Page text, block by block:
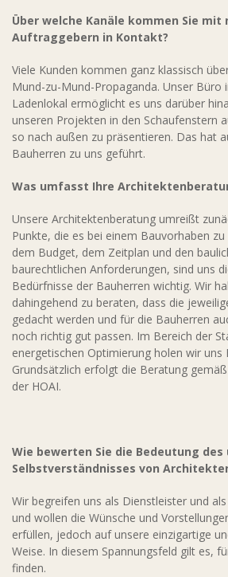
Über welche Kanäle kommen Sie mit
Auftraggebern in Kontakt?
Viele Kunden kommen ganz klassisch
Mund-zu-Mund-Propaganda. Unser Büro
Ladenlokal ermöglicht es uns darüber
unseren Projekten in den Schaufenstern
so nach außen zu präsentieren. Das hat
Bauherren zu uns geführt.
Was umfasst Ihre
Unsere Architektenberatung umreißt
Punkte, die es bei einem Bauvorhaben
dem Budget, dem Zeitplan und den
baurechtlichen Anforderungen, sind uns
Bedürfnisse der Bauherren wichtig. Wir
dahingehend zu beraten, dass die
gedacht werden und für die Bauherren
noch richtig gut passen. Im Bereich der
energetischen Optimierung holen wir uns
Grundsätzlich erfolgt die Beratung
der HOAI.
Wie bewerten Sie die Bedeutung
Selbstverständnisses von
Wir begreifen uns als Dienstleister und
und wollen die Wünsche und
erfüllen, jedoch auf unsere einzigartige
Weise. In diesem Spannungsfeld gilt es,
finden.